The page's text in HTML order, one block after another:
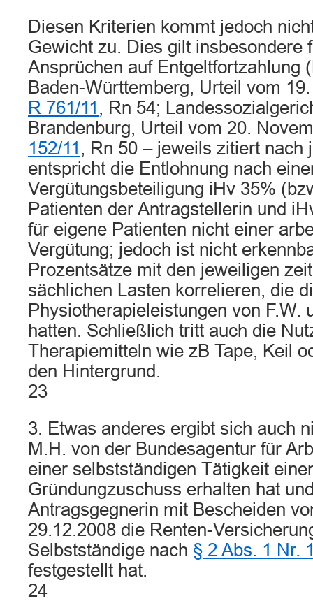
Diesen Kriterien kommt jedoch
Gewicht zu. Dies gilt insbesondere
Ansprüchen auf Entgeltfortzahlung
Baden-Württemberg, Urteil vom
R 761/11 , Rn 54;
Brandenburg, Urteil vom 20.
152/11 , Rn 50 – jeweils zitiert nach
entspricht die Entlohnung nach
Vergütungsbeteiligung iHv 35%
Patienten der Antragstellerin und
für eigene Patienten nicht einer
Vergütung; jedoch ist nicht
Prozentsätze mit den jeweiligen
sächlichen Lasten korrelieren, die
Physiotherapieleistungen von F.W.
hatten. Schließlich tritt auch die
Therapiemitteln wie zB Tape, Keil
den Hintergrund.
23
3. Etwas anderes ergibt sich auch
M.H. von der Bundesagentur für
einer selbstständigen Tätigkeit
Gründungzuschuss erhalten hat
Antragsgegnerin mit Bescheiden
29.12.2008 die Renten-
Selbstständige nach § 2 Abs. 1 Nr.
festgestellt hat.
24